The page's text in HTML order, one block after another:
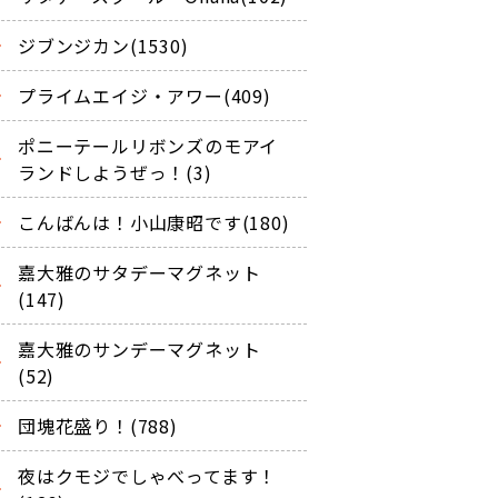
ジブンジカン(1530)
プライムエイジ・アワー(409)
ポニーテールリボンズのモアイ
ランドしようぜっ！(3)
こんばんは！小山康昭です(180)
嘉大雅のサタデーマグネット
(147)
嘉大雅のサンデーマグネット
(52)
団塊花盛り！(788)
夜はクモジでしゃべってます！